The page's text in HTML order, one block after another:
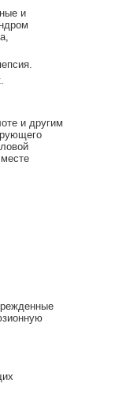
и
и другим